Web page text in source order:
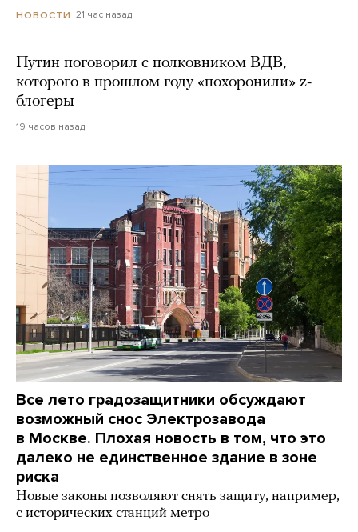
НОВОСТИ 21 час назад
Путин поговорил с полковником ВДВ,
которого в прошлом году «похоронили» z-
блогеры
19 часов назад
Все лето градозащитники обсуждают
возможный снос Электрозавода
в Москве. Плохая новость в том, что это
далеко не единственное здание в зоне
риска
Новые законы позволяют снять защиту, например,
с исторических станций метро